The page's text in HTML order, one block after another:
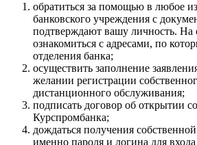
обратиться за помощью в любое
банковского учреждения с
подтверждают вашу личность. На
ознакомиться с адресами, по
отделения банка;
осуществить заполнение
желании регистрации
дистанционного обслуживания;
подписать договор об открытии
Курспромбанка;
дождаться получения
именно пароля и логина для